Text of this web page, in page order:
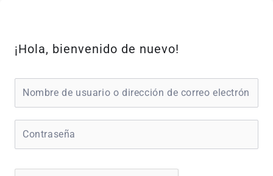
contenido
¡Hola, bienvenido de nuevo!